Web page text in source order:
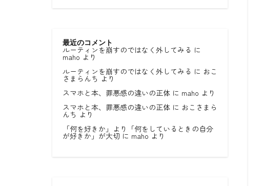
最近のコメント
ルーティンを崩すのではなく外してみる に
maho より
ルーティンを崩すのではなく外してみる に おこ
さまらんち より
スマホと本、罪悪感の違いの正体 に maho より
スマホと本、罪悪感の違いの正体 に おこさまら
んち より
「何を好きか」より「何をしているときの自分
が好きか」が大切 に maho より